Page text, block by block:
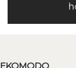
EKOMODO